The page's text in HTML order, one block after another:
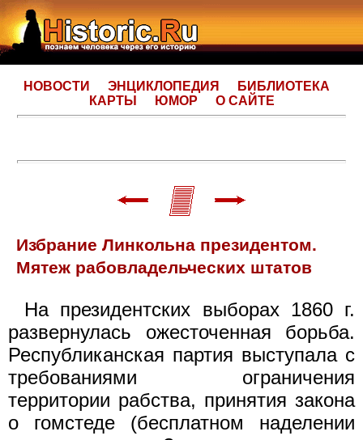
НОВОСТИ ЭНЦИКЛОПЕДИЯ
БИБЛИОТЕКА
КАРТЫ
ЮМОР О САЙТЕ
Избрание Линкольна президентом.
Мятеж рабовладельческих штатов
На президентских выборах 1860 г.
развернулась ожесточенная борьба.
Республиканская партия выступала с
требованиями ограничения
территории рабства, принятия закона
о гомстеде (бесплатном наделении